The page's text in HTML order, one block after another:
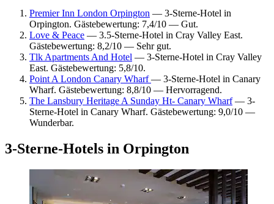
Premier Inn London Orpington — 3-Sterne-Hotel in
Orpington. Gästebewertung: 7,4/10 — Gut.
Love & Peace — 3.5-Sterne-Hotel in Cray Valley East.
Gästebewertung: 8,2/10 — Sehr gut.
Tlk Apartments And Hotel — 3-Sterne-Hotel in Cray Valley
East. Gästebewertung: 5,8/10.
Point A London Canary Wharf— 3-Sterne-Hotel in Canary
Wharf. Gästebewertung: 8,8/10 — Hervorragend.
The Lansbury Heritage A Sunday Ht- Canary Wharf— 3-
Sterne-Hotel in Canary Wharf. Gästebewertung: 9,0/10 —
Wunderbar.
3-Sterne-Hotels in Orpington